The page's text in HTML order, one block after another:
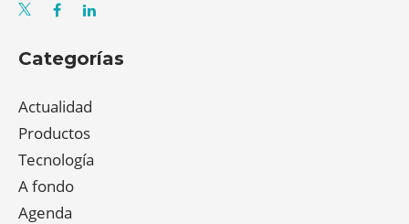
Categorías
Actualidad
Productos
Tecnología
A fondo
Agenda